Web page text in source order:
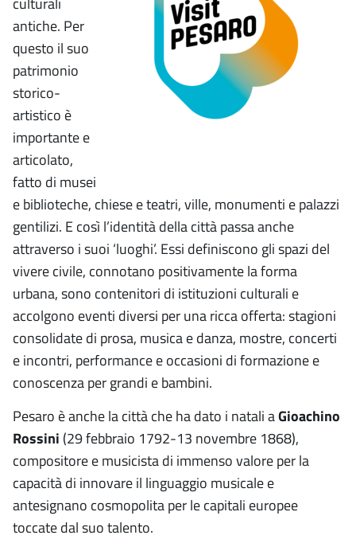
antiche. Per
questo il suo
patrimonio
storico-
artistico è
importante e
articolato,
fatto di musei
e biblioteche, chiese e teatri, ville, monumenti e palazzi
gentilizi. E così l’identità della città passa anche
attraverso i suoi ‘luoghi’. Essi definiscono gli spazi del
vivere civile, connotano positivamente la forma
urbana, sono contenitori di istituzioni culturali e
accolgono eventi diversi per una ricca offerta: stagioni
consolidate di prosa, musica e danza, mostre, concerti
e incontri, performance e occasioni di formazione e
conoscenza per grandi e bambini.
Pesaro è anche la città che ha dato i natali aGioachino
Rossini (29 febbraio 1792-13 novembre 1868),
compositore e musicista di immenso valore per la
capacità di innovare il linguaggio musicale e
antesignano cosmopolita per le capitali europee
toccate dal suo talento.